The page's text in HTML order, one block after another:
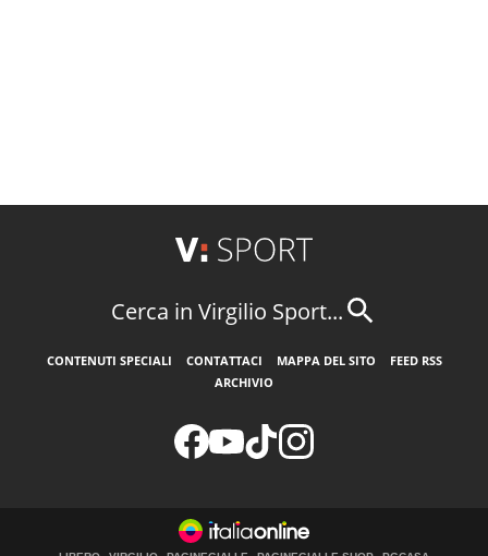
Cerca in Virgilio Sport...
CONTENUTI SPECIALI CONTATTACI MAPPA DEL SITO
FEED RSS
ARCHIVIO